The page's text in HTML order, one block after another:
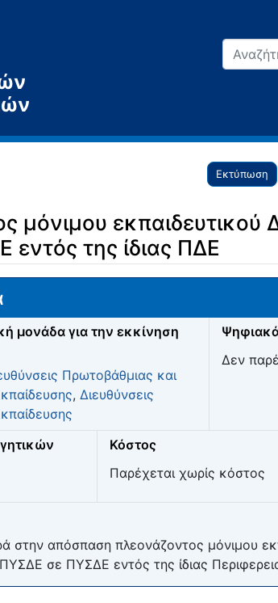
Εκτύπωση
εκπαιδευτικού
της ίδιας ΠΔΕ
μονάδα για την εκκίνηση
Πρωτοβάθμιας και
, Διευθύνσεις
Δεν
Κόστος
Παρέχεται χωρίς κόστος
στην απόσπαση πλεονάζοντος μόνιμου
σε ΠΥΣΔΕ εντός της ίδιας